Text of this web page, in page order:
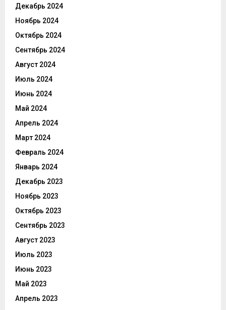
Декабрь 2024
Ноябрь 2024
Октябрь 2024
Сентябрь 2024
Август 2024
Июль 2024
Июнь 2024
Май 2024
Апрель 2024
Март 2024
Февраль 2024
Январь 2024
Декабрь 2023
Ноябрь 2023
Октябрь 2023
Сентябрь 2023
Август 2023
Июль 2023
Июнь 2023
Май 2023
Апрель 2023